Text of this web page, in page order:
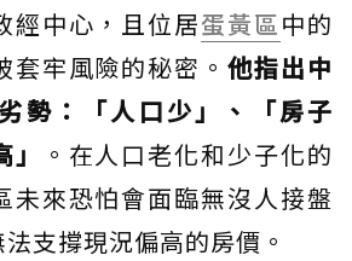
經中心，且位居蛋黃區中的
套牢風險的秘密。他指出中
勢：「人口少」、「房子
。在人口老化和少子化的
未來恐怕會面臨無沒人接盤
支撐現況偏高的房價。